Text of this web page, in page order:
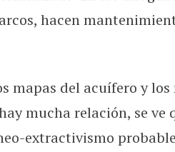
hacen
mapas del acuífero y los
mucha relación, se ve
extractivismo